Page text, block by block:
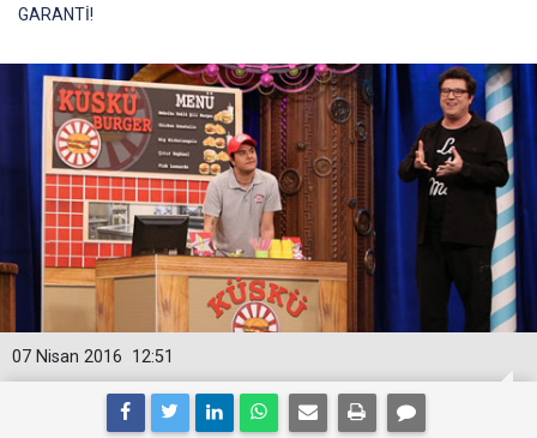
GARANTİ!
12:51
07 Nisan 2016